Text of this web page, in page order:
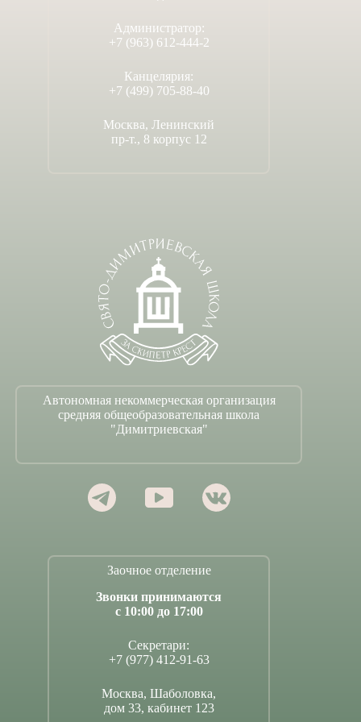
Администратор:
+7 (963) 612-444-2
Канцелярия:
+7 (499) 705-88-40
Москва, Ленинский
пр-т., 8 корпус 12
Автономная некоммерческая организация
средняя общеобразовательная школа
"Димитриевская"
Заочное отделение
Звонки принимаются
с 10:00 до 17:00
Секретари:
+7 (977) 412-91-63
Москва, Шаболовка,
дом 33, кабинет 123